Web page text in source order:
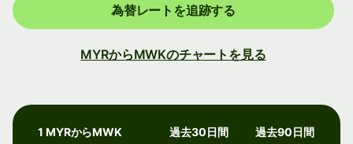
為替レートを追跡する
MYRからMWKのチャートを見る
1 MYRからMWK 過去30日間 過去90日間